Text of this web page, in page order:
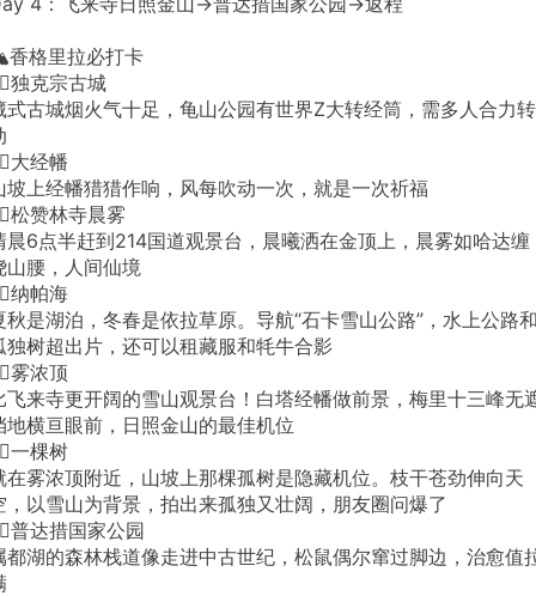
格里拉必打卡
独克宗古城
式古城烟火气十足，龟山公园有世界Z大转经筒，需多人合力转
大经幡
坡上经幡猎猎作响，风每吹动一次，就是一次祈福
松赞林寺晨雾
晨6点半赶到214国道观景台，晨曦洒在金顶上，晨雾如哈达缠
山腰，人间仙境
纳帕海
秋是湖泊，冬春是依拉草原。导航“石卡雪山公路”，水上公路和
独树超出片，还可以租藏服和牦牛合影
雾浓顶
飞来寺更开阔的雪山观景台！白塔经幡做前景，梅里十三峰无
地横亘眼前，日照金山的最佳机位
一棵树
在雾浓顶附近，山坡上那棵孤树是隐藏机位。枝干苍劲伸向天
，以雪山为背景，拍出来孤独又壮阔，朋友圈问爆了
普达措国家公园
都湖的森林栈道像走进中古世纪，松鼠偶尔窜过脚边，治愈值